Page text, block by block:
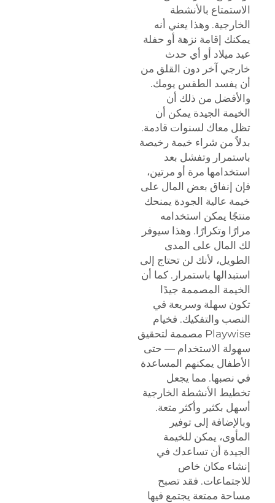
الاستمتاع بالأنشطة
الخارجية. وهذا يعني أنه
يمكنك إقامة نزهة أو حفلة
عيد ميلاد أو أي حدث
خارجي آخر دون القلق من
أن يفسد الطقس يومك.
والأفضل من ذلك أن
الخيمة الجيدة يمكن أن
تظل معاك لسنوات قادمة.
بدلاً من شراء خيمة رخيصة
باستمرار وتفشل بعد
استخدامها مرة أو مرتين،
فإن إنفاق بعض المال على
خيمة عالية الجودة يمنحك
منتجًا يمكن استخدامه
مرارًا وتكرارًا. وهذا سيوفر
لك المال على المدى
الطويل، لأنك لن تحتاج إلى
استبدالها باستمرار. كما أن
الخيمة المصممة جيدًا
تكون سهلة وسريعة في
النصب والتفكيك. فخيام
Playwise مصممة لتحقيق
سهولة الاستخدام — حتى
الأطفال يمكنهم المساعدة
في نصبها. مما يجعل
تخطيط الأنشطة الخارجية
أسهل بكثير وأكثر متعة.
وبالإضافة إلى توفير
المأوى، يمكن للخيمة
الجيدة أن تساعدك في
إنشاء مكان خاص
للاجتماعات. فقد تصبح
مساحة ممتعة يجتمع فيها